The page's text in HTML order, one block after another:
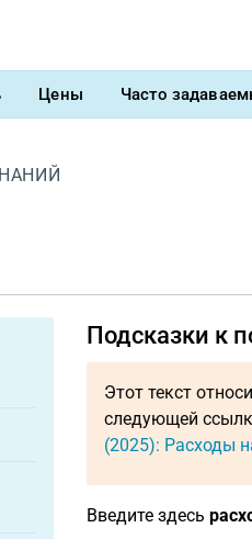
Цены Часто
Подсказки к
Этот текст
следующей
(2025): Расходы
Введите здесь